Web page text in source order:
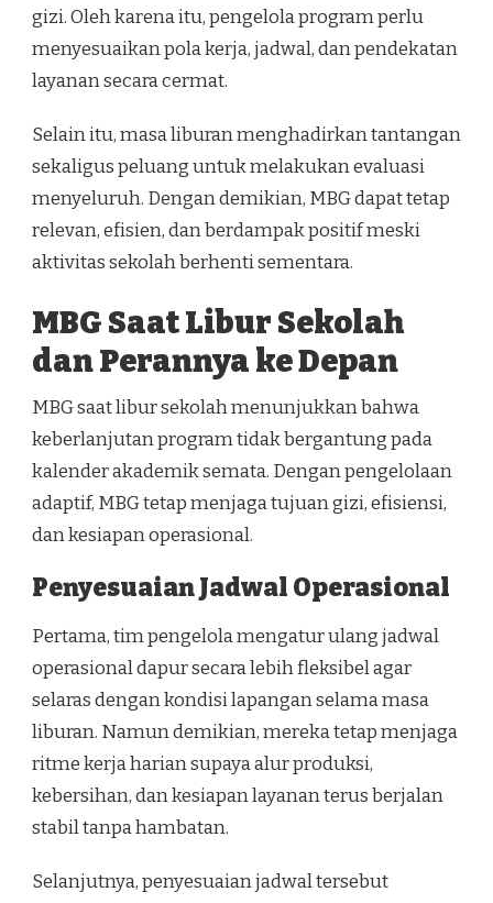
gizi. Oleh karena itu, pengelola program perlu
menyesuaikan pola kerja, jadwal, dan pendekatan
layanan secara cermat.
Selain itu, masa liburan menghadirkan tantangan
sekaligus peluang untuk melakukan evaluasi
menyeluruh. Dengan demikian, MBG dapat tetap
relevan, efisien, dan berdampak positif meski
aktivitas sekolah berhenti sementara.
MBG Saat Libur Sekolah
dan Perannya ke Depan
MBG saat libur sekolah menunjukkan bahwa
keberlanjutan program tidak bergantung pada
kalender akademik semata. Dengan pengelolaan
adaptif, MBG tetap menjaga tujuan gizi, efisiensi,
dan kesiapan operasional.
Penyesuaian Jadwal Operasional
Pertama, tim pengelola mengatur ulang jadwal
operasional dapur secara lebih fleksibel agar
selaras dengan kondisi lapangan selama masa
liburan. Namun demikian, mereka tetap menjaga
ritme kerja harian supaya alur produksi,
kebersihan, dan kesiapan layanan terus berjalan
stabil tanpa hambatan.
Selanjutnya, penyesuaian jadwal tersebut